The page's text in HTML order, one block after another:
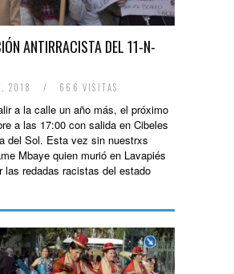
ANTIRRACISTA DEL 11-N-
2018 / 666 VISITAS
a la calle un año más, el próximo
a las 17:00 con salida en Cibeles
del Sol. Esta vez sin nuestrxs
Mbaye quien murió en Lavapiés
las redadas racistas del estado